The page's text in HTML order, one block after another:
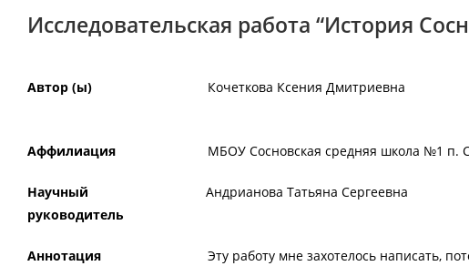
Исследовательская работа “История
Автор (ы) Кочеткова Ксения Дмитриевна
Аффилиация МБОУ Сосновская средняя школа №1 п.
Научный
руководитель
Андрианова Татьяна Сергеевна
Аннотация
Эту работу мне захотелось написать,